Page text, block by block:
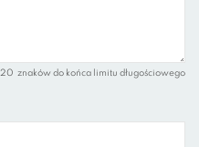
120 znaków do końca limitu długościowego